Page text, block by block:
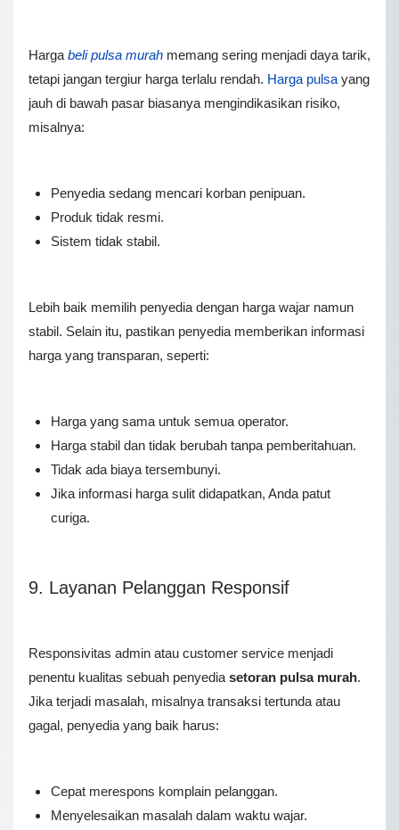
Harga beli pulsa murah memang sering menjadi daya tarik,
tetapi jangan tergiur harga terlalu rendah. Harga pulsa yang
jauh di bawah pasar biasanya mengindikasikan risiko,
misalnya:
Penyedia sedang mencari korban penipuan.
Produk tidak resmi.
Sistem tidak stabil.
Lebih baik memilih penyedia dengan harga wajar namun
stabil. Selain itu, pastikan penyedia memberikan informasi
harga yang transparan, seperti:
Harga yang sama untuk semua operator.
Harga stabil dan tidak berubah tanpa pemberitahuan.
Tidak ada biaya tersembunyi.
Jika informasi harga sulit didapatkan, Anda patut
curiga.
9. Layanan Pelanggan Responsif
Responsivitas admin atau customer service menjadi
penentu kualitas sebuah penyedia setoran pulsa murah.
Jika terjadi masalah, misalnya transaksi tertunda atau
gagal, penyedia yang baik harus:
Cepat merespons komplain pelanggan.
Menyelesaikan masalah dalam waktu wajar.